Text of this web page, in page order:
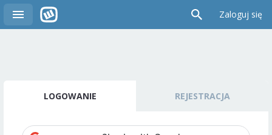
Zaloguj się
LOGOWANIE REJESTRACJA